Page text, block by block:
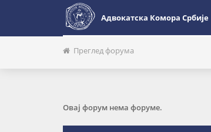
Адвокатска Комора Србије
Преглед форума
Овај форум нема форуме.